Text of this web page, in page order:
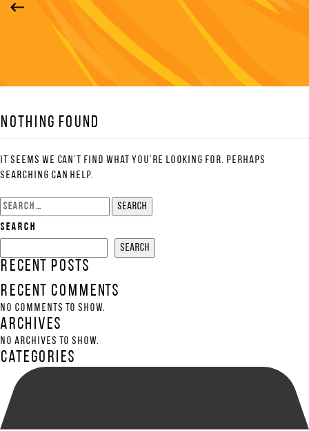
Nothing Found
It seems we can’t find what you’re looking for. Perhaps
searching can help.
Search
for:
Search
Search
Recent Posts
Recent Comments
No comments to show.
Archives
No archives to show.
Categories